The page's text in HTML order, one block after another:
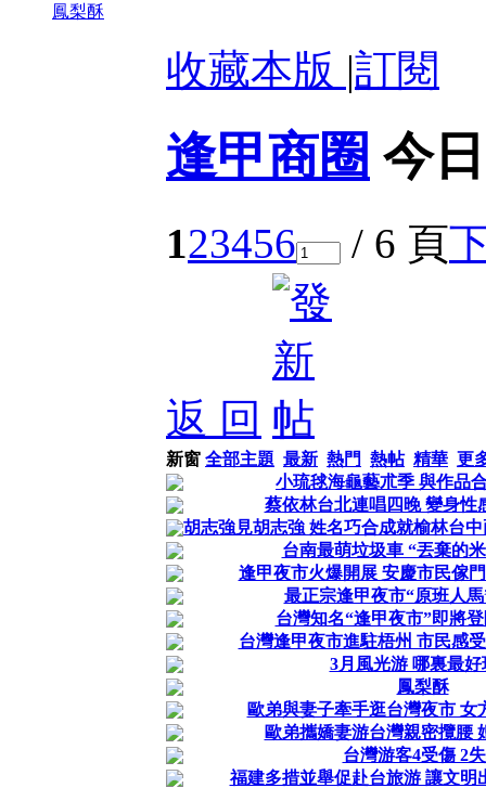
鳳梨酥
收藏本版 |訂閱
逢甲商圈 今
123456 / 6 頁
返 回
新窗 全部主題 最新 熱門 熱帖 精華 更
小琉毬海龜藝朮季 與作品
蔡依林台北連唱四晚 變身性
胡志強見胡志強 姓名巧合成就榆林台
台南最萌垃圾車 “丟棄的
逢甲夜市火爆開展 安慶市民傢
最正宗逢甲夜市“原班人
台灣知名“逢甲夜市”即將
台灣逢甲夜市進駐梧州 市民感
3月風光游 哪裏最好
鳳梨酥
歐弟與妻子牽手逛台灣夜市 女
歐弟攜嬌妻游台灣親密攬腰
台灣游客4受傷 2
福建多措並舉促赴台旅游 讓文明